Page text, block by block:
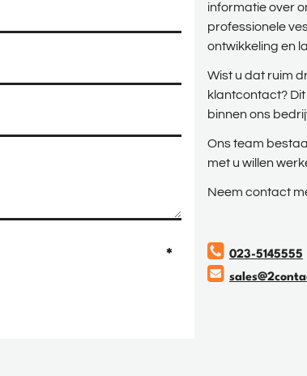
informatie over
professionele
ontwikkeling en
Wist u dat ruim
klantcontact?
binnen ons
Ons team
met u willen
Neem contact
023-5145555